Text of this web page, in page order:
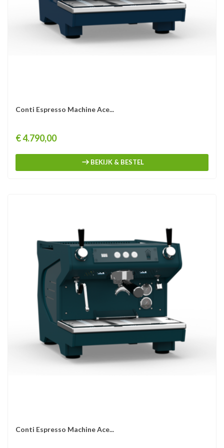
Conti Espresso Machine Ace...
Prijs
€ 4.790,00
BEKIJK & BESTEL
Conti Espresso Machine Ace...